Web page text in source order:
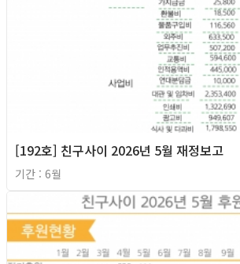
[192호] 친구사이 2026년 5월 재정보고
기간 : 6월